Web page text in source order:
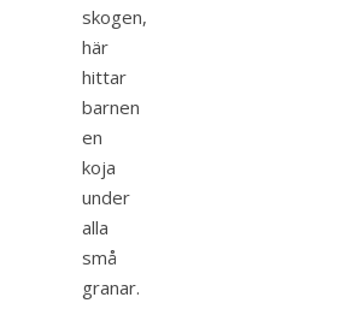
skogen,
här
hittar
barnen
en
koja
under
alla
små
granar.